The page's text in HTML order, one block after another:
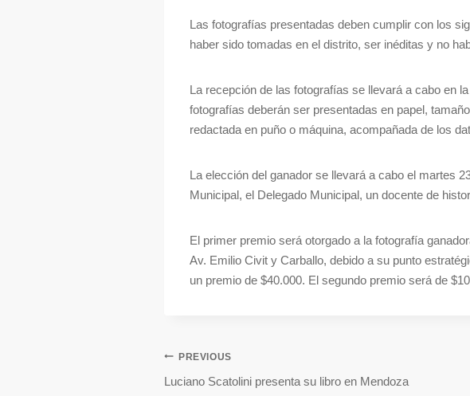
Las fotografías presentadas deben cumplir con los
haber sido tomadas en el distrito, ser inéditas y no
La recepción de las fotografías se llevará a cabo en
fotografías deberán ser presentadas en papel,
redactada en puño o máquina, acompañada de los
La elección del ganador se llevará a cabo el martes
Municipal, el Delegado Municipal, un docente de
El primer premio será otorgado a la fotografía
Av. Emilio Civit y Carballo, debido a su punto
un premio de $40.000. El segundo premio será de
PREVIOUS
Luciano Scatolini presenta su libro en Mendoza